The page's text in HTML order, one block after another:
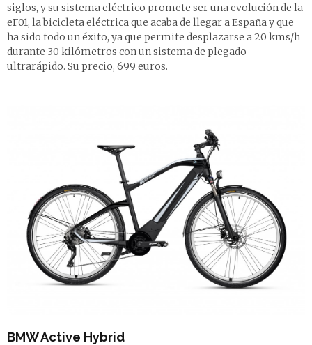
siglos, y su sistema eléctrico promete ser una evolución de la
eF01, la bicicleta eléctrica que acaba de llegar a España y que
ha sido todo un éxito, ya que permite desplazarse a 20 kms/h
durante 30 kilómetros con un sistema de plegado
ultrarápido. Su precio, 699 euros.
BMW Active Hybrid